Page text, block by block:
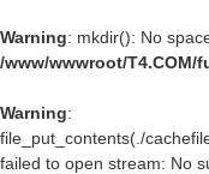
Warning: mkdir(): No
/www/wwwroot/T4.COM/
Warning:
file_put_contents(./
failed to open stream: No